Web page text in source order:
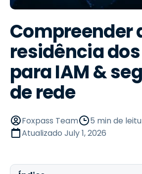
Compreender
residência
para IAM &
de rede
Foxpass Team
5 min de
Atualizado July 1, 2026